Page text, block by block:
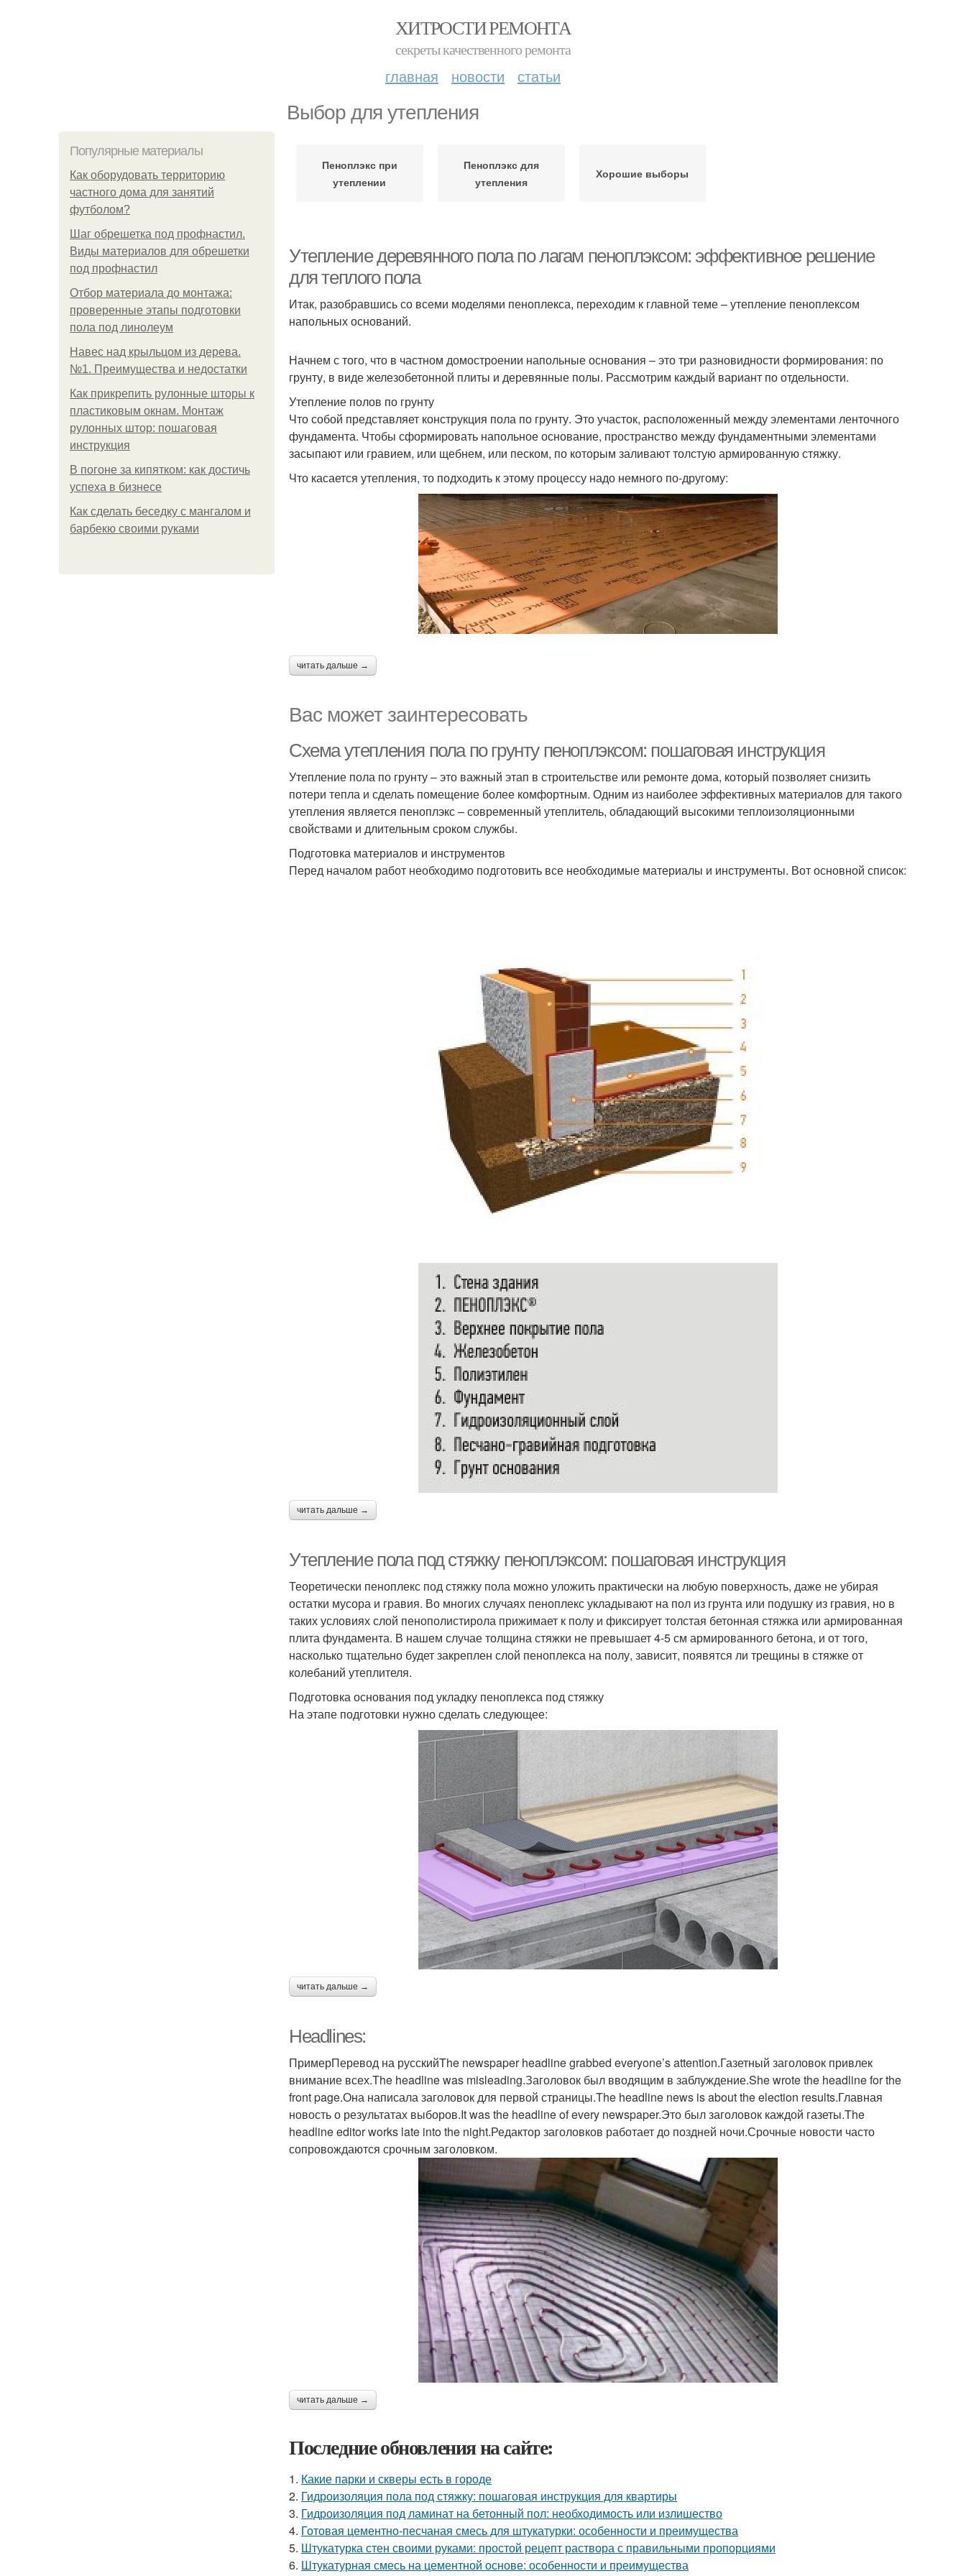
ХИТРОСТИ РЕМОНТА
секреты качественного ремонта
главная новости статьи
Выбор для утепления
Популярные материалы
Как оборудовать территорию
частного дома для занятий
футболом?
Шаг обрешетка под профнастил.
Виды материалов для обрешетки
под профнастил
Отбор материала до монтажа:
проверенные этапы подготовки
пола под линолеум
Навес над крыльцом из дерева.
№1. Преимущества и недостатки
Как прикрепить рулонные шторы к
пластиковым окнам. Монтаж
рулонных штор: пошаговая
инструкция
В погоне за кипятком: как достичь
успеха в бизнесе
Как сделать беседку с мангалом и
барбекю своими руками
Пеноплэкс при
утеплении
Пеноплэкс для
утепления
Хорошие выборы
Утепление деревянного пола по лагам пеноплэксом: эффективное решение
для теплого пола
Итак, разобравшись со всеми моделями пеноплекса, переходим к главной теме – утепление пеноплексом
напольных оснований.
Начнем с того, что в частном домостроении напольные основания – это три разновидности формирования: по
грунту, в виде железобетонной плиты и деревянные полы. Рассмотрим каждый вариант по отдельности.
Утепление полов по грунту
Что собой представляет конструкция пола по грунту. Это участок, расположенный между элементами ленточного
фундамента. Чтобы сформировать напольное основание, пространство между фундаментными элементами
засыпают или гравием, или щебнем, или песком, по которым заливают толстую армированную стяжку.
Что касается утепления, то подходить к этому процессу надо немного по-другому:
читать дальше →
Вас может заинтересовать
Схема утепления пола по грунту пеноплэксом: пошаговая инструкция
Утепление пола по грунту – это важный этап в строительстве или ремонте дома, который позволяет снизить
потери тепла и сделать помещение более комфортным. Одним из наиболее эффективных материалов для такого
утепления является пеноплэкс – современный утеплитель, обладающий высокими теплоизоляционными
свойствами и длительным сроком службы.
Подготовка материалов и инструментов
Перед началом работ необходимо подготовить все необходимые материалы и инструменты. Вот основной список:
читать дальше →
Утепление пола под стяжку пеноплэксом: пошаговая инструкция
Теоретически пеноплекс под стяжку пола можно уложить практически на любую поверхность, даже не убирая
остатки мусора и гравия. Во многих случаях пеноплекс укладывают на пол из грунта или подушку из гравия, но в
таких условиях слой пенополистирола прижимает к полу и фиксирует толстая бетонная стяжка или армированная
плита фундамента. В нашем случае толщина стяжки не превышает 4-5 см армированного бетона, и от того,
насколько тщательно будет закреплен слой пеноплекса на полу, зависит, появятся ли трещины в стяжке от
колебаний утеплителя.
Подготовка основания под укладку пеноплекса под стяжку
На этапе подготовки нужно сделать следующее:
читать дальше →
Headlines:
ПримерПеревод на русскийThe newspaper headline grabbed everyone’s attention.Газетный заголовок привлек
внимание всех.The headline was misleading.Заголовок был вводящим в заблуждение.She wrote the headline for the
front page.Она написала заголовок для первой страницы.The headline news is about the election results.Главная
новость о результатах выборов.It was the headline of every newspaper.Это был заголовок каждой газеты.The
headline editor works late into the night.Редактор заголовков работает до поздней ночи.Срочные новости часто
сопровождаются срочным заголовком.
читать дальше →
Последние обновления на сайте:
1. Какие парки и скверы есть в городе
2. Гидроизоляция пола под стяжку: пошаговая инструкция для квартиры
3. Гидроизоляция под ламинат на бетонный пол: необходимость или излишество
4. Готовая цементно-песчаная смесь для штукатурки: особенности и преимущества
5. Штукатурка стен своими руками: простой рецепт раствора с правильными пропорциями
6. Штукатурная смесь на цементной основе: особенности и преимущества